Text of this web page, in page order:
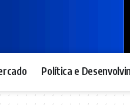
Política e